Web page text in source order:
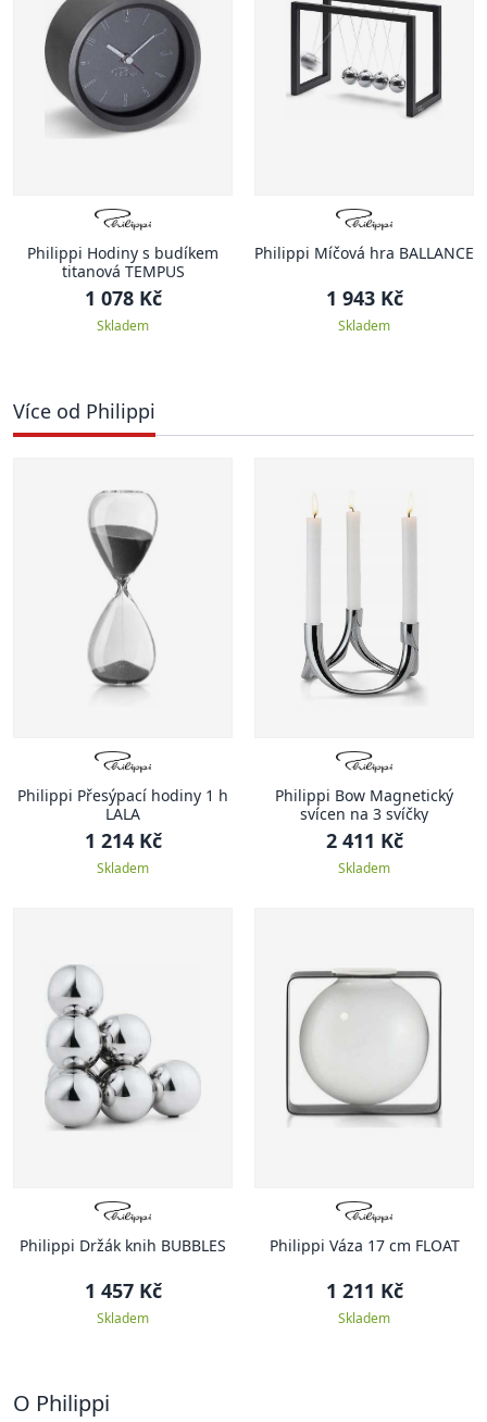
Philippi Hodiny s budíkem
titanová TEMPUS
1 078 Kč
Skladem
Philippi Míčová hra BALLANCE
1 943 Kč
Skladem
Více od Philippi
Philippi Přesýpací hodiny 1 h
LALA
1 214 Kč
Skladem
Philippi Bow Magnetický
svícen na 3 svíčky
2 411 Kč
Skladem
Philippi Držák knih BUBBLES
1 457 Kč
Skladem
Philippi Váza 17 cm FLOAT
1 211 Kč
Skladem
O Philippi